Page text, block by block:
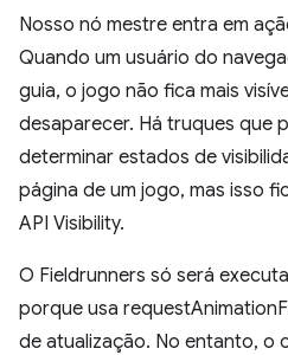
Nosso nó mestre entra em
Quando um usuário do
guia, o jogo não fica mais
desaparecer. Há truques que
determinar estados de
página de um jogo, mas isso
API Visibility.
O Fieldrunners só será
porque usa
de atualização. No entanto, o